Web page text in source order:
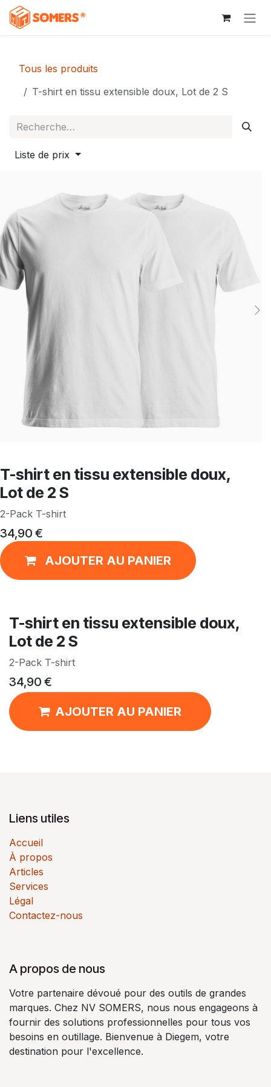
Se rendre au contenu
Tous les produits
T-shirt en tissu extensible doux, Lot de 2 S
Liste de prix
T-shirt en tissu extensible doux,
Lot de 2 S
2-Pack T-shirt
34,90 €
AJOUTER AU PANIER
T-shirt en tissu extensible doux,
Lot de 2 S
2-Pack T-shirt
34,90 €
AJOUTER AU PANIER
Liens utiles
Accueil
À propos
Articles
Services
Légal
Contactez-nous
A propos de nous
Votre partenaire dévoué pour des outils de grandes
marques. Chez NV SOMERS, nous nous engageons à
fournir des solutions professionnelles pour tous vos
besoins en outillage. Bienvenue à Diegem, votre
destination pour l'excellence.